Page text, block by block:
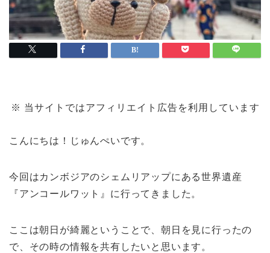
※ 当サイトではアフィリエイト広告を利用しています
こんにちは！じゅんぺいです。
今回はカンボジアのシェムリアップにある世界遺産
『アンコールワット』に行ってきました。
ここは朝日が綺麗ということで、朝日を見に行ったの
で、その時の情報を共有したいと思います。